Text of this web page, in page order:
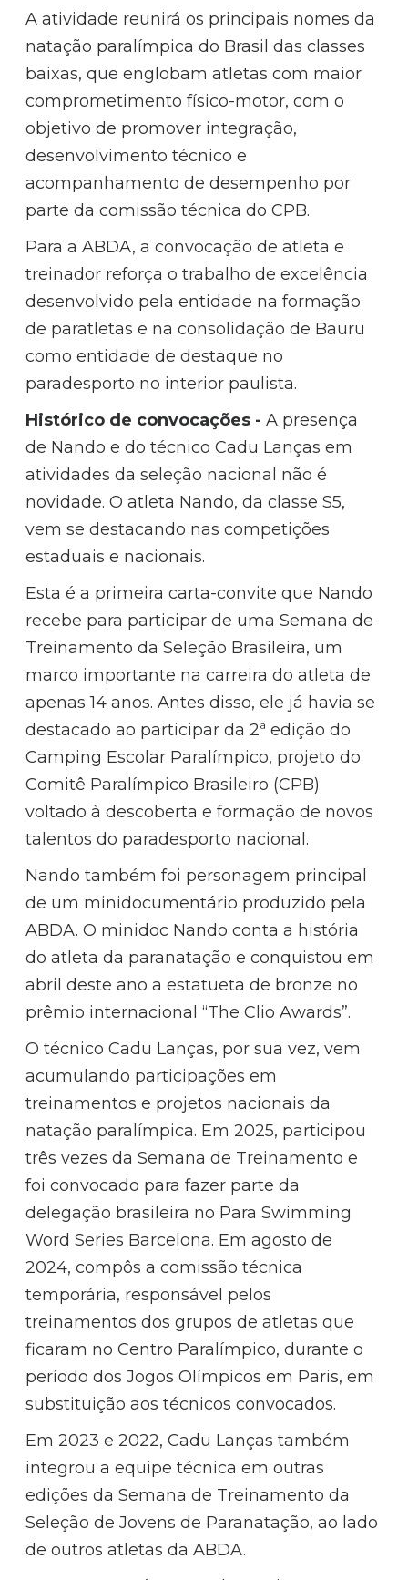
A atividade reunirá os principais nomes da
natação paralímpica do Brasil das classes
baixas, que englobam atletas com maior
comprometimento físico-motor, com o
objetivo de promover integração,
desenvolvimento técnico e
acompanhamento de desempenho por
parte da comissão técnica do CPB.
Para a ABDA, a convocação de atleta e
treinador reforça o trabalho de excelência
desenvolvido pela entidade na formação
de paratletas e na consolidação de Bauru
como entidade de destaque no
paradesporto no interior paulista.
Histórico de convocações - A presença
de Nando e do técnico Cadu Lanças em
atividades da seleção nacional não é
novidade. O atleta Nando, da classe S5,
vem se destacando nas competições
estaduais e nacionais.
Esta é a primeira carta-convite que Nando
recebe para participar de uma Semana de
Treinamento da Seleção Brasileira, um
marco importante na carreira do atleta de
apenas 14 anos. Antes disso, ele já havia se
destacado ao participar da 2ª edição do
Camping Escolar Paralímpico, projeto do
Comitê Paralímpico Brasileiro (CPB)
voltado à descoberta e formação de novos
talentos do paradesporto nacional.
Nando também foi personagem principal
de um minidocumentário produzido pela
ABDA. O minidoc Nando conta a história
do atleta da paranatação e conquistou em
abril deste ano a estatueta de bronze no
prêmio internacional “The Clio Awards”.
O técnico Cadu Lanças, por sua vez, vem
acumulando participações em
treinamentos e projetos nacionais da
natação paralímpica. Em 2025, participou
três vezes da Semana de Treinamento e
foi convocado para fazer parte da
delegação brasileira no Para Swimming
Word Series Barcelona. Em agosto de
2024, compôs a comissão técnica
temporária, responsável pelos
treinamentos dos grupos de atletas que
ficaram no Centro Paralímpico, durante o
período dos Jogos Olímpicos em Paris, em
substituição aos técnicos convocados.
Em 2023 e 2022, Cadu Lanças também
integrou a equipe técnica em outras
edições da Semana de Treinamento da
Seleção de Jovens de Paranatação, ao lado
de outros atletas da ABDA.